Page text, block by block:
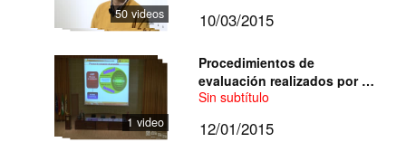
50 videos 10/03/2015
1 video
Procedimientos de
evaluación realizados por la
ANEP en convocatorias de
Sin subtítulo
12/01/2015